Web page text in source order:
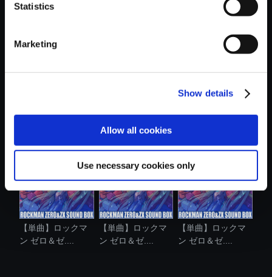
Statistics
Marketing
Show details
Allow all cookies
Use necessary cookies only
おすすめ商品
【単曲】ロックマ
ン ゼロ＆ゼ....
【単曲】ロックマ
ン ゼロ＆ゼ....
【単曲】ロックマ
ン ゼロ＆ゼ....